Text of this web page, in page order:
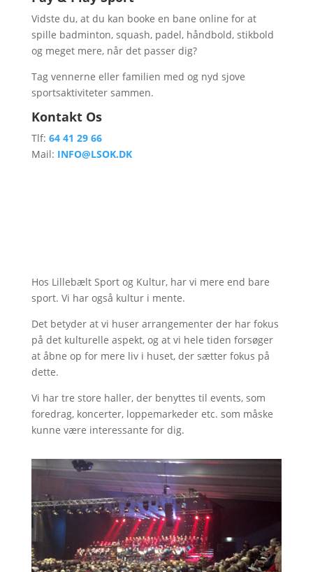
Vidste du, at du kan booke en bane online for at
spille badminton, squash, padel, håndbold, stikbold
og meget mere, når det passer dig?
Tag vennerne eller familien med og nyd sjove
sportsaktiviteter sammen.
Kontakt Os
Tlf: 64 41 29 66
Mail: INFO@LSOK.DK
Hos Lillebælt Sport og Kultur, har vi mere end bare
sport. Vi har også kultur i mente.
Det betyder at vi huser arrangementer der har fokus
på det kulturelle aspekt, og at vi hele tiden forsøger
at åbne op for mere liv i huset, der sætter fokus på
dette.
Vi har tre store haller, der benyttes til events, som
foredrag, koncerter, loppemarkeder etc. som måske
kunne være interessante for dig.